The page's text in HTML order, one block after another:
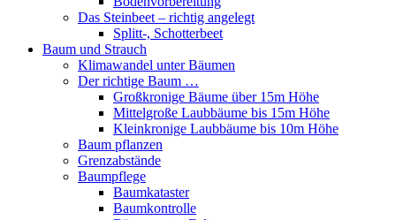
Das Steinbeet – richtig angelegt
Splitt-, Schotterbeet
Baum und Strauch
Klimawandel unter Bäumen
Der richtige Baum …
Großkronige Bäume über 15m Höhe
Mittelgroße Laubbäume bis 15m Höhe
Kleinkronige Laubbäume bis 10m Höhe
Baum pflanzen
Grenzabstände
Baumpflege
Baumkataster
Baumkontrolle